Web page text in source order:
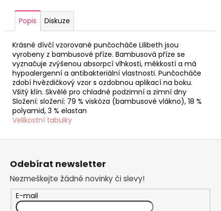
Popis Diskuze
Krásné dívčí vzorované punčocháče Lilibeth jsou
vyrobeny z bambusové příze. Bambusová příze se
vyznačuje zvýšenou absorpcí vlhkosti, měkkostí a má
hypoalergenní a antibakteriální vlastnosti. Punčocháče
zdobí hvězdičkový vzor s ozdobnou aplikací na boku.
Všitý klín. Skvělé pro chladné podzimní a zimní dny
Složení: složení: 79 % viskóza (bambusové vlákno), 18 %
polyamid, 3 % elastan
Velikostní tabulky
Z
Odebírat newsletter
Nezmeškejte žádné novinky či slevy!
E-mail